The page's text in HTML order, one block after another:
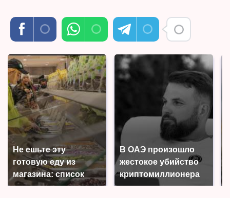
Не ешьте эту
готовую еду из
магазина: список
В ОАЭ произошло
жестокое убийство
криптомиллионера